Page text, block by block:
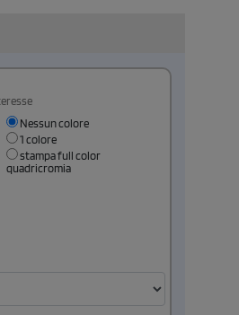
Nessun colore
1 colore
stampa full color
quadricromia